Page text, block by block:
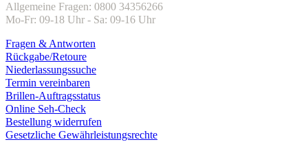
Allgemeine Fragen: 0800 34356266
Mo-Fr: 09-18 Uhr - Sa: 09-16 Uhr
Fragen & Antworten
Rückgabe/Retoure
Niederlassungssuche
Termin vereinbaren
Brillen-Auftragsstatus
Online Seh-Check
Bestellung widerrufen
Gesetzliche Gewährleistungsrechte